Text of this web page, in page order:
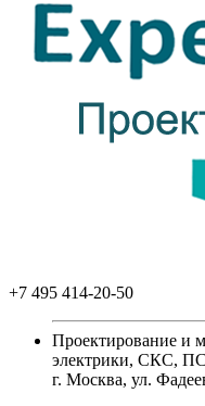
+7 495 414-20-50
Проектирование и
электрики, СКС,
г. Москва, ул.